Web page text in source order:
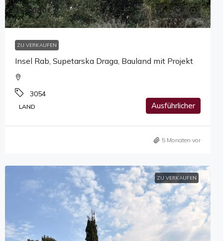
260,000€
ZU VERKAUFEN
Insel Rab, Supetarska Draga, Bauland mit Projekt
3054
LAND Ausführlicher
5 Monaten vor
ZU VERKAUFEN